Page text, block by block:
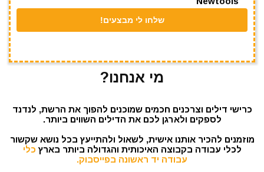
מי אנחנו?
כרישי דילים וצרכנים חכמים שמוכנים להפוך את הרשת, לנדנד
לספקים ולארגן לכם את הדילים השווים ביותר.
מוזמנים להכיר אותנו אישית, לשאול ולהתייעץ בכל נושא שקשור
לכלי עבודה בקבוצה האיכותית והגדולה ביותר בארץ כלי
עבודה יד ראשונה בפייסבוק.